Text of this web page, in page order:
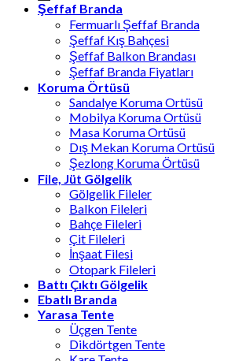
Şeffaf Branda
Fermuarlı Şeffaf Branda
Şeffaf Kış Bahçesi
Şeffaf Balkon Brandası
Şeffaf Branda Fiyatları
Koruma Örtüsü
Sandalye Koruma Ortüsü
Mobilya Koruma Ortüsü
Masa Koruma Ortüsü
Dış Mekan Koruma Ortüsü
Şezlong Koruma Örtüsü
File, Jüt Gölgelik
Gölgelik Fileler
Balkon Fileleri
Bahçe Fileleri
Çit Fileleri
İnşaat Filesi
Otopark Fileleri
Battı Çıktı Gölgelik
Ebatlı Branda
Yarasa Tente
Üçgen Tente
Dikdörtgen Tente